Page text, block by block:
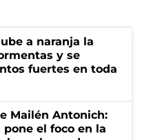
a naranja la
y se
fuertes en toda
Mailén Antonich:
el foco en la